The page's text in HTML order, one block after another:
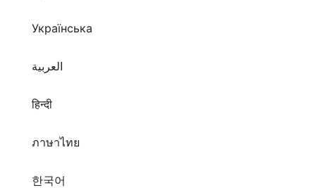
Українська
العربية
हिन्दी
ภาษาไทย
한국어